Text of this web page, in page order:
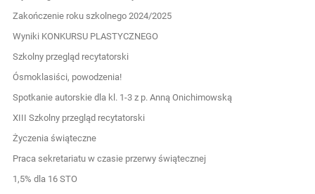
Zakończenie roku szkolnego 2024/2025
Wyniki KONKURSU PLASTYCZNEGO
Szkolny przegląd recytatorski
Ósmoklasiści, powodzenia!
Spotkanie autorskie dla kl. 1-3 z p. Anną Onichimowską
XIII Szkolny przegląd recytatorski
Życzenia świąteczne
Praca sekretariatu w czasie przerwy świątecznej
1,5% dla 16 STO